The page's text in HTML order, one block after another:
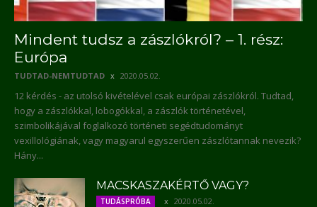
Mindent tudsz a zászlókról? – 1. rész:
Európa
TUDTAD-NEMTUDTAD 2020.05.02.
12 kérdés - az utolsó kivételével csak európai zászlókról. Tudtad,
hogy a zászlókkal, lobogókkal, a zászlók történetével,
szimbolikájával foglalkozó történeti segédtudományt
vexillológiának, vagy magyarul egyszerűen zászlótannak nevezik?
Hány...
MACSKASZAKÉRTŐ VAGY?
TUDÁSPRÓBA 2020.05.02.